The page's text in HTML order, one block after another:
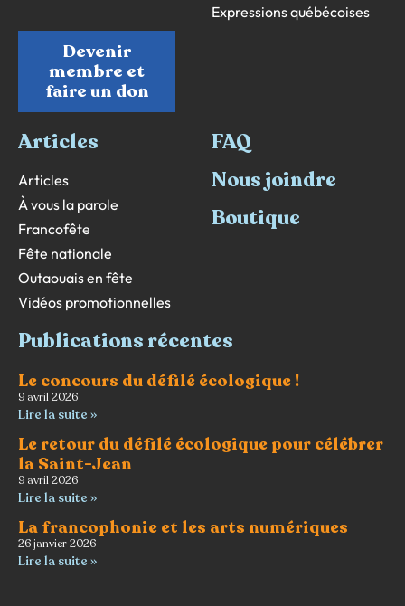
Devenir
membre et
faire un don
Expressions québécoises
Articles
Articles
À vous la parole
Francofête
Fête nationale
Outaouais en fête
Vidéos promotionnelles
FAQ
Nous joindre
Boutique
Publications récentes
Le concours du défilé écologique !
9 avril 2026
Lire la suite »
Le retour du défilé écologique pour célébrer
la Saint-Jean
9 avril 2026
Lire la suite »
La francophonie et les arts numériques
26 janvier 2026
Lire la suite »